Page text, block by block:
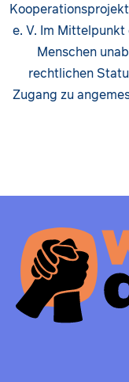
e. V. Im Mittelpunkt
Menschen
rechtlichen
Zugang zu